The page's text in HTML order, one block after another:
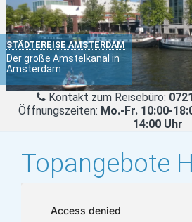
STÄDTEREISE AMSTERDAM
Der große Amstelkanal in
Amsterdam
Kontakt zum Reisebüro:
Öffnungszeiten: Mo.-Fr. 10:00-
14:00 Uhr
Topangebote